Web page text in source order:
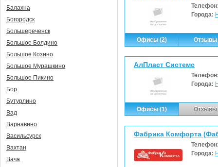
Города:
Офисы (2) Отзывы
АлПласт Системс
Города:
Офисы (1) Отзывы
Фабрика Комфорта
Города:
Балахна
Богородск
Большереченск
Большое Болдино
Большое Козино
Большое Мурашкино
Большое Пикино
Бор
Бутурлино
Вад
Варнавино
Васильсурск
Вахтан
Вача